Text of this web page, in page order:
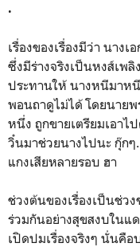
.
เรื่องของเรื่องมีว่า นาง
ซึ่งมีร่างจริงเป็นหงส์เพ
ประทานให้ นางหนีมาห
พอนถาดูไม่ได้ โดยนาย
หนึ่ง ถูกขายเตรียมเอา
วิ๋นมาช่วยนางไปนะ กุ๊ก
แกงเสียหลายรอบ ฮา
ช่วงต้นของเรื่องเป็นช่ว
ร่วมกันอย่างสุขสงบในแ
เปิดปมเรื่องจริงๆ นั่นคื